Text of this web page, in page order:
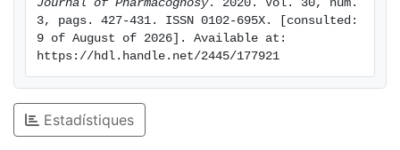
Journal of Pharmacognosy. 2020. Vol. 30, num.
3, pags. 427-431. ISSN 0102-695X. [consulted:
9 of August of 2026]. Available at:
https://hdl.handle.net/2445/177921
Estadístiques